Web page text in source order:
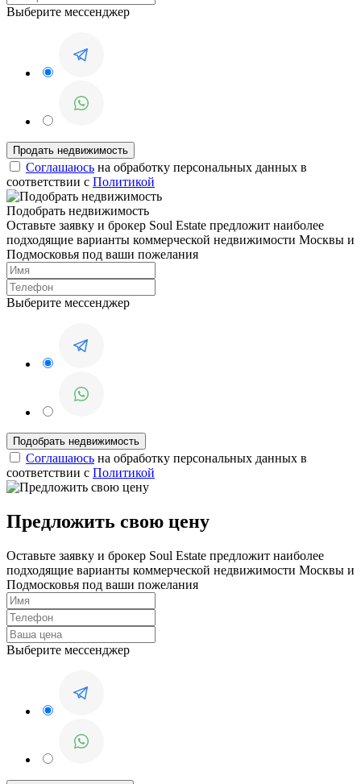
Выберите мессенджер
Соглашаюсь на обработку персональных данных в
соответствии с Политикой
Подобрать недвижимость
Оставьте заявку и брокер Soul Estate предложит наиболее
подходящие варианты коммерческой недвижимости Москвы и
Подмосковья под ваши пожелания
Выберите мессенджер
Соглашаюсь на обработку персональных данных в
соответствии с Политикой
Предложить свою цену
Оставьте заявку и брокер Soul Estate предложит наиболее
подходящие варианты коммерческой недвижимости Москвы и
Подмосковья под ваши пожелания
Выберите мессенджер